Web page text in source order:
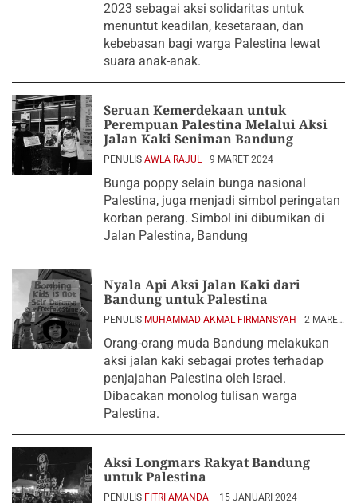
2023 sebagai aksi solidaritas untuk
menuntut keadilan, kesetaraan, dan
kebebasan bagi warga Palestina lewat
suara anak-anak.
Seruan Kemerdekaan untuk
Perempuan Palestina Melalui Aksi
Jalan Kaki Seniman Bandung
PENULIS AWLA RAJUL 9 MARET 2024
Bunga poppy selain bunga nasional
Palestina, juga menjadi simbol peringatan
korban perang. Simbol ini dibumikan di
Jalan Palestina, Bandung
Nyala Api Aksi Jalan Kaki dari
Bandung untuk Palestina
PENULIS MUHAMMAD AKMAL FIRMANSYAH
2 MARET
Orang-orang muda Bandung melakukan
aksi jalan kaki sebagai protes terhadap
penjajahan Palestina oleh Israel.
Dibacakan monolog tulisan warga
Palestina.
Aksi Longmars Rakyat Bandung
untuk Palestina
PENULIS FITRI AMANDA 15 JANUARI 2024